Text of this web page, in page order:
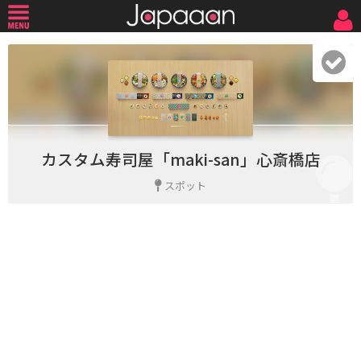
カスタム寿司屋「maki-san」心斎橋店
スポット